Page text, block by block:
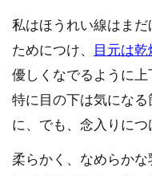
私はほうれい線はま
ためにつけ、
目元は
優しくなでるように上
特に目の下は気になる
に、でも、念入りにつ
柔らかく、なめらか